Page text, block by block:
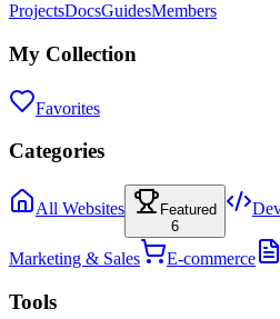
ProjectsDocsGuidesMembers
My Collection
Favorites
Categories
All Websites
Featured
6
Marketing & Sales E-commerce
Tools